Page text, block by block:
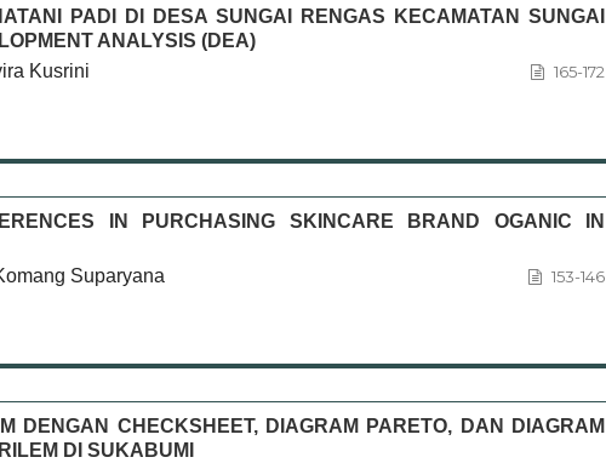
PADI DI DESA SUNGAI RENGAS KECAMATAN SUNGAI
ANALYSIS (DEA)
Kusrini
165-172
IN PURCHASING SKINCARE BRAND OGANIC IN
Suparyana
153-146
DENGAN CHECKSHEET, DIAGRAM PARETO, DAN DIAGRAM
DI SUKABUMI